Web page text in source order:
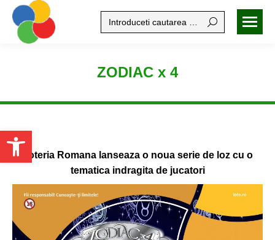
Open toolbar
Search:
ZODIAC x 4
Loteria Romana lanseaza o noua serie de loz cu o
tematica indragita de jucatori